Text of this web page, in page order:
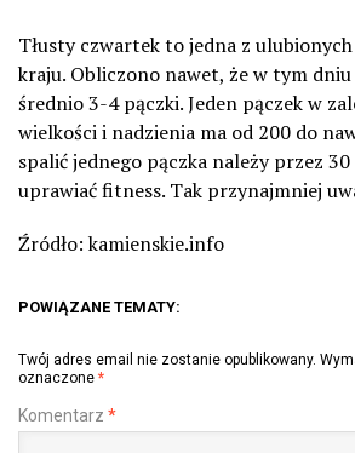
Tłusty czwartek to jedna z
kraju. Obliczono nawet, że w tym dniu
średnio 3-4 pączki. Jeden pączek w
wielkości i nadzienia ma od 200 do
spalić jednego pączka należy przez
uprawiać fitness. Tak przynajmniej
Źródło: kamienskie.info
POWIĄZANE TEMATY:
Twój adres email nie zostanie opublikowany.
oznaczone *
Komentarz *